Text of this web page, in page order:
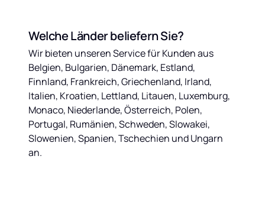
Welche Länder beliefern Sie?
Wir bieten unseren Service für Kunden aus
Belgien, Bulgarien, Dänemark, Estland,
Finnland, Frankreich, Griechenland, Irland,
Italien, Kroatien, Lettland, Litauen, Luxemburg,
Monaco, Niederlande, Österreich, Polen,
Portugal, Rumänien, Schweden, Slowakei,
Slowenien, Spanien, Tschechien und Ungarn
an.